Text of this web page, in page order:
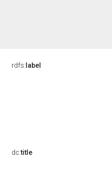
rdfs: label
dc:title